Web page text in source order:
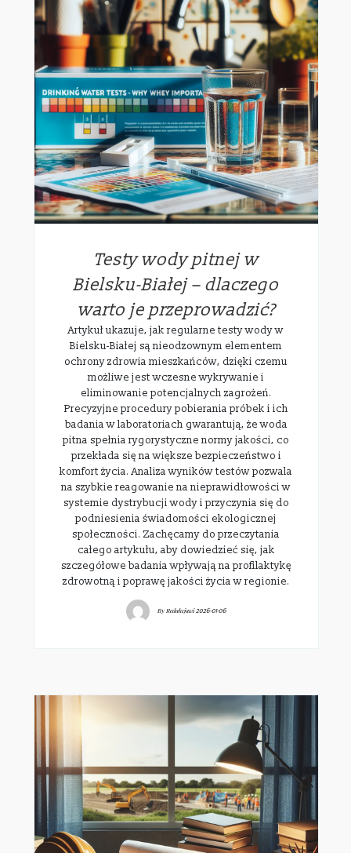
Testy wody pitnej w
Bielsku-Białej – dlaczego
warto je przeprowadzić?
Artykuł ukazuje, jak regularne testy wody w
Bielsku-Białej są nieodzownym elementem
ochrony zdrowia mieszkańców, dzięki czemu
możliwe jest wczesne wykrywanie i
eliminowanie potencjalnych zagrożeń.
Precyzyjne procedury pobierania próbek i ich
badania w laboratoriach gwarantują, że woda
pitna spełnia rygorystyczne normy jakości, co
przekłada się na większe bezpieczeństwo i
komfort życia. Analiza wyników testów pozwala
na szybkie reagowanie na nieprawidłowości w
systemie dystrybucji wody i przyczynia się do
podniesienia świadomości ekologicznej
społeczności. Zachęcamy do przeczytania
całego artykułu, aby dowiedzieć się, jak
szczegółowe badania wpływają na profilaktykę
zdrowotną i poprawę jakości życia w regionie.
ByRedakcjawi 2026-01-06